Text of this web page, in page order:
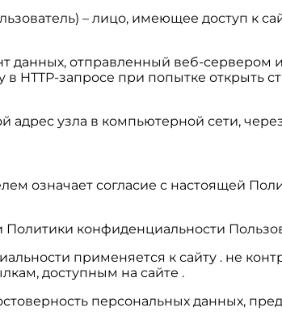
– лицо, имеющее доступ
данных, отправленный веб-
HTTP-запросе при попытке открыть
адрес узла в компьютерной сети,
означает согласие с настоящей
Политики конфиденциальности
применяется к сайту . не
доступным на сайте .
персональных данных,